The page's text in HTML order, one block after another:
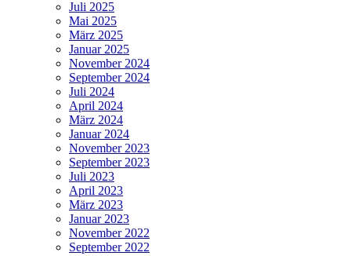
Juli 2025
Mai 2025
März 2025
Januar 2025
November 2024
September 2024
Juli 2024
April 2024
März 2024
Januar 2024
November 2023
September 2023
Juli 2023
April 2023
März 2023
Januar 2023
November 2022
September 2022